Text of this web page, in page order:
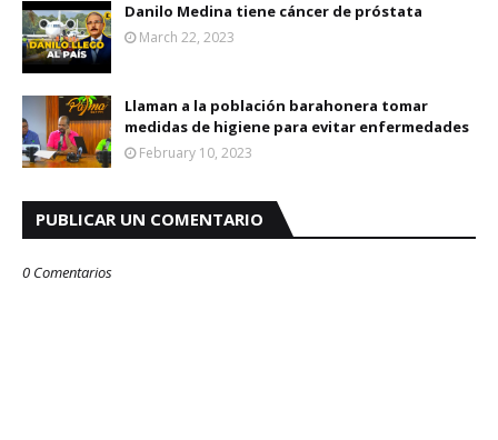
Danilo Medina tiene cáncer de próstata
March 22, 2023
Llaman a la población barahonera tomar
medidas de higiene para evitar enfermedades
February 10, 2023
PUBLICAR UN COMENTARIO
0 Comentarios